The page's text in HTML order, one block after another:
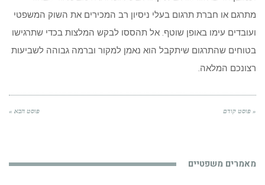
מתרגם או חברת תרגום בעלי ניסיון רב המכירים את השוק המשפטי
ועובדים עימו באופן שוטף. אל תהססו לבקש המלצות בכדי שתרגישו
בטוחים שהתרגום שיתקבל הוא נאמן למקור וברמה גבוהה לשביעות
רצונכם המלאה.
« פוסט קודם פוסט הבא »
מאמרים משפטיים